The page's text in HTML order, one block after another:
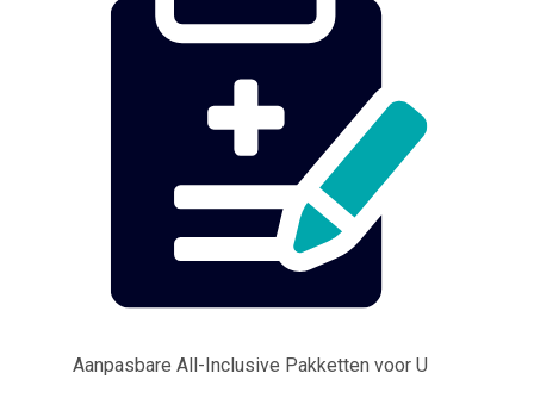
Aanpasbare All-Inclusive Pakketten voor U